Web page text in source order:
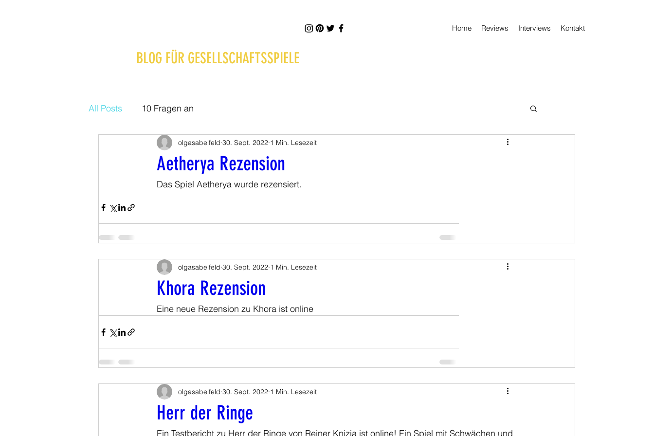
Home Reviews Interviews Kontakt
BLOG FÜR GESELLSCHAFTSSPIELE
All Posts 10 Fragen an
Aetherya Rezension
olgasabelfeld 30. Sept. 2022 1 Min. Lesezeit
Das Spiel Aetherya wurde rezensiert.
Khora Rezension
olgasabelfeld 30. Sept. 2022 1 Min. Lesezeit
Eine neue Rezension zu Khora ist online
Herr der Ringe
olgasabelfeld 30. Sept. 2022 1 Min. Lesezeit
Ein Testbericht zu Herr der Ringe von Reiner Knizia ist online! Ein Spiel mit Schwächen und